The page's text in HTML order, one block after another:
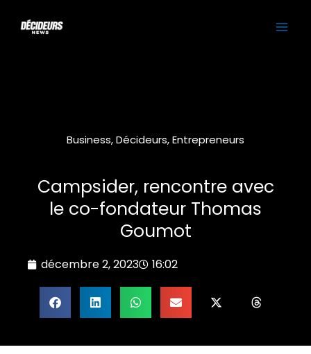
Business,Décideurs,Entrepreneurs
Campsider, rencontre avec
le co-fondateur Thomas
Goumot
décembre 2, 2023 16:02